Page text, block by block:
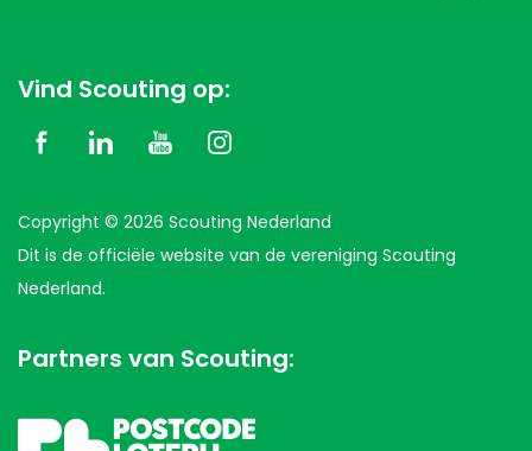
Vind Scouting op:
Copyright © 2026 Scouting Nederland
Dit is de officiële website van de vereniging Scouting
Nederland.
Partners van Scouting: